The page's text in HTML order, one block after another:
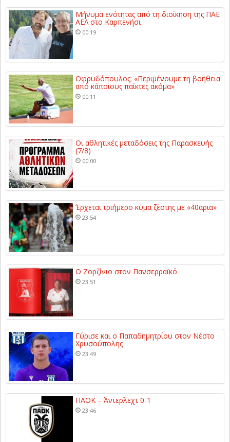
Μήνυμα ενότητας από τη διοίκηση της ΠΑΕ
ΑΕΛ στο Καρπενήσι
00:19
Οφρυδόπουλος: «Περιμένουμε τη βοήθεια
από κάποιους παίκτες ακόμα»
00:11
Οι αθλητικές μεταδόσεις της Παρασκευής
(7/8)
00:00
Έρχεται τριήμερο κύμα ζέστης με «40άρια»
23:54
Ο Ζορζίνιο στον Πανσερραϊκό
23:51
Γύρισε και ο Παπαδημητρίου στον Νέστο
Χρυσούπολης
23:49
ΠΑΟΚ – Άντερλεχτ 0-1
23:46